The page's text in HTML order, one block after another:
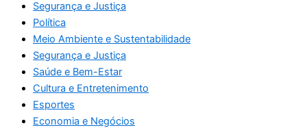
Segurança e Justiça
Política
Meio Ambiente e Sustentabilidade
Segurança e Justiça
Saúde e Bem-Estar
Cultura e Entretenimento
Esportes
Economia e Negócios